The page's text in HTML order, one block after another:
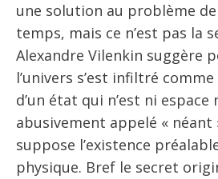
une solution au problème de
temps, mais ce n’est pas la
Alexandre Vilenkin suggère
l’univers s’est infiltré
d’un état qui n’est ni espace
abusivement appelé « néant
suppose l’existence
physique. Bref le secret